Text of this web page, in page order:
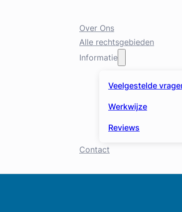
Over Ons
Alle rechtsgebieden
Informatie
Veelgestelde
Werkwijze
Reviews
Contact